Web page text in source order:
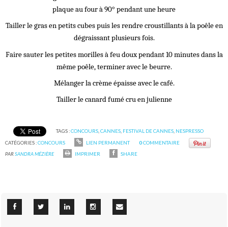
plaque au four à 90° pendant une heure
Tailler le gras en petits cubes puis les rendre croustillants à la poêle en
dégraissant plusieurs fois.
Faire sauter les petites morilles à feu doux pendant 10 minutes dans la
même poêle, terminer avec le beurre.
Mélanger la crème épaisse avec le café.
Tailler le canard fumé cru en julienne
TAGS :CONCOURS,CANNES, FESTIVAL DE CANNES, NESPRESSO
CATÉGORIES :CONCOURS LIEN PERMANENT 0COMMENTAIRE
PARSANDRA MÉZIÈRE IMPRIMER SHARE